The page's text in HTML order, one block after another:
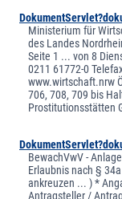
Ministerium für
des Landes
Seite 1 ... von 8
0211 61772-0
www.wirtschaft.nrw
706, 708, 709 bis
Prostitutionsstätten
BewachVwV -
Erlaubnis nach §
ankreuzen ... ) *
Antragsteller /